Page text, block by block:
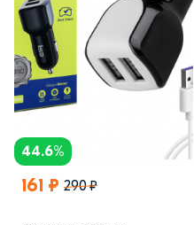
44.6%
161 ₽ 290 ₽